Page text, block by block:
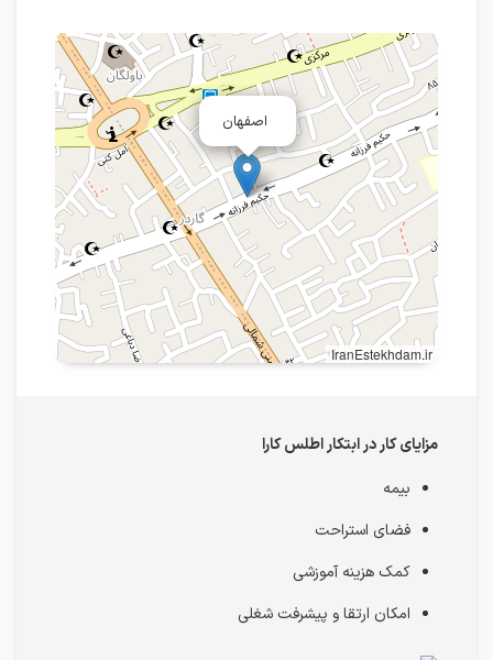
اصفهان
IranEstekhdam.ir
مزایای کار در ابتکار اطلس کارا
بیمه
فضای استراحت
کمک هزینه آموزشی
امکان ارتقا و پیشرفت شغلی